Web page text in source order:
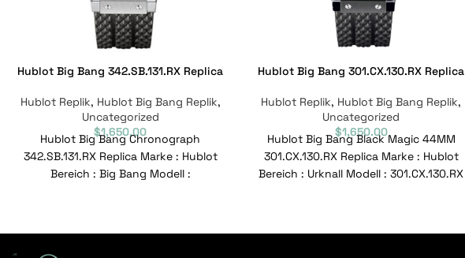
Hublot Big Bang 342.SB.131.RX Replica
Hublot Replik, Hublot Big Bang Replik,
Uncategorized
$1,650.00
Hublot Big Bang Chronograph
342.SB.131.RX Replica Marke : Hublot
Bereich : Big Bang Modell :
Hublot Big Bang 301.CX.130.RX Replica
Hublot Replik, Hublot Big Bang Replik,
Uncategorized
$1,650.00
Hublot Big Bang Black Magic 44MM
301.CX.130.RX Replica Marke : Hublot
Bereich : Urknall Modell : 301.CX.130.RX